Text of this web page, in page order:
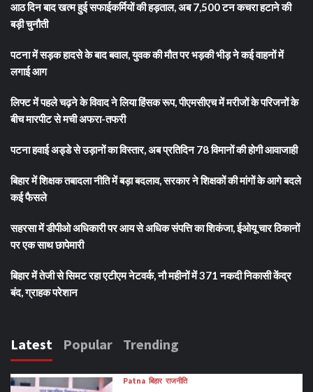
आठ दिन बाद खत्म हुई सफाईकर्मियों की हड़ताल, अब 7,500 टन कचरा हटाने की
बड़ी चुनौती
पटना में सड़क हादसे के बाद बवाल, युवक की मौत पर भड़की भीड़ ने कई वाहनों में
लगाई आग
लिफ्ट में पहले चढ़ने के विवाद ने लिया हिंसक रूप, पीएमसीएच में मरीजों के परिजनों के
बीच मारपीट से मची अफरा-तफरी
पटना हवाई अड्डे से उड़ानों का विस्तार, अब प्रतिदिन 78 विमानों की होगी आवाजाही
बिहार में शिक्षक तबादला नीति में बड़ा बदलाव, सरकार ने शिक्षकों की मांगों के आगे बदले
कई फैसले
सहरसा में डीपीओ अधिकारी पर आय से अधिक संपत्ति का शिकंजा, ईओयू चार ठिकानों
पर एक साथ छापेमारी
बिहार में तेजी से सिमट रहा एटीएम नेटवर्क, नौ महीनों में 371 नकदी निकासी केंद्र
बंद, ग्राहक परेशान
Latest Popular Trending
Patna बिहार राजनीति